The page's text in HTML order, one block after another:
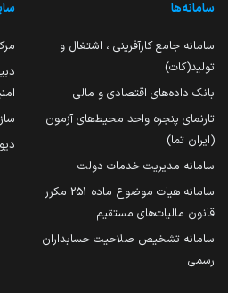
سامانه‌ها
سامانه جامع کارآفرینی ، اشتغال و
تولید(کات)
بانک داده‌های اقتصادی و مالی
تارنمای پنجره واحد محیط‌های آزمون
(ایران تما)
سامانه مدیریت خدمات دولت
سامانه هیات موضوع ماده 251 مکرر
قانون مالیات‌های مستقیم
سامانه تشخیص صلاحیت حسابداران
رسمی